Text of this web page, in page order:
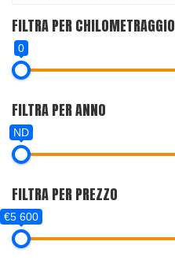
FILTRA PER CHILOMETRAGGIO
0
FILTRA PER ANNO
ND
FILTRA PER PREZZO
€5 600